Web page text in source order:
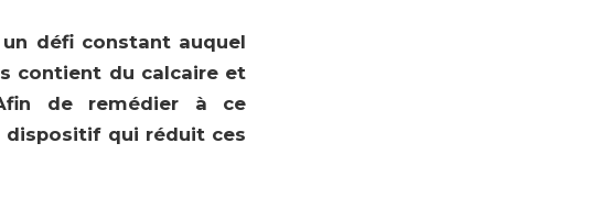
défi constant auquel
contient du calcaire et
de remédier à ce
dispositif qui réduit ces